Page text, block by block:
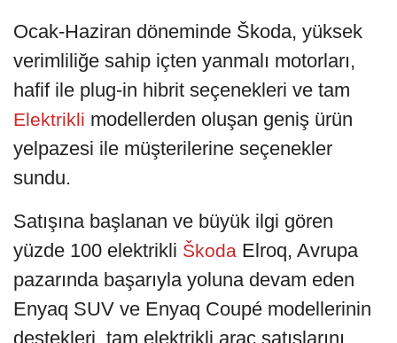
Ocak-Haziran döneminde Škoda, yüksek
verimliliğe sahip içten yanmalı motorları,
hafif ile plug-in hibrit seçenekleri ve tam
Elektrikli modellerden oluşan geniş ürün
yelpazesi ile müşterilerine seçenekler
sundu.
Satışına başlanan ve büyük ilgi gören
yüzde 100 elektrikli Škoda Elroq, Avrupa
pazarında başarıyla yoluna devam eden
Enyaq SUV ve Enyaq Coupé modellerinin
destekleri, tam elektrikli araç satışlarını